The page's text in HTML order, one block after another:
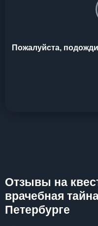
Пожалуйста,
Отзывы на
врачебная
Петербурге